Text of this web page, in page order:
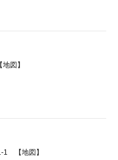
【地図】
1
【地図】